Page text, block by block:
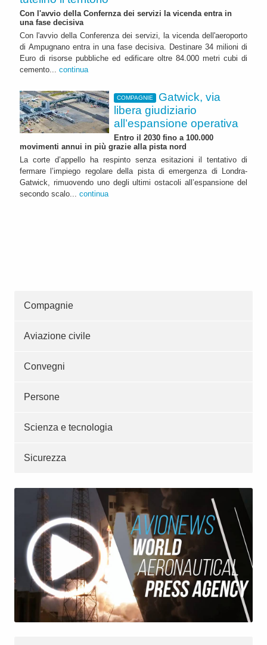
Con l'avvio della Confernza dei servizi la vicenda entra in
una fase decisiva
Con l'avvio della Conferenza dei servizi, la vicenda dell'aeroporto
di Ampugnano entra in una fase decisiva. Destinare 34 milioni di
Euro di risorse pubbliche ed edificare oltre 84.000 metri cubi di
cemento... continua
COMPAGNIE
Gatwick, via
libera giudiziario
all’espansione operativa
Entro il 2030 fino a 100.000
movimenti annui in più grazie alla pista nord
La corte d’appello ha respinto senza esitazioni il tentativo di
fermare l’impiego regolare della pista di emergenza di Londra-
Gatwick, rimuovendo uno degli ultimi ostacoli all’espansione del
secondo scalo... continua
Compagnie
Aviazione civile
Convegni
Persone
Scienza e tecnologia
Sicurezza